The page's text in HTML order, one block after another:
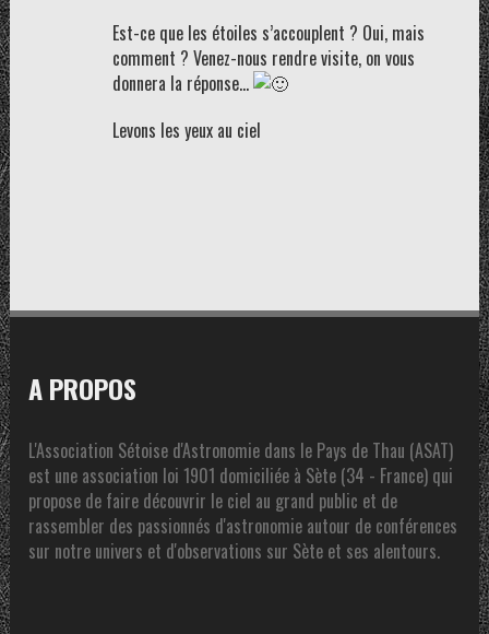
Est-ce que les étoiles s’accouplent ? Oui, mais
comment ? Venez-nous rendre visite, on vous
donnera la réponse…
Levons les yeux au ciel
A PROPOS
L'Association Sétoise d'Astronomie dans le Pays de Thau (ASAT)
est une association loi 1901 domiciliée à Sète (34 - France) qui
propose de faire découvrir le ciel au grand public et de
rassembler des passionnés d'astronomie autour de conférences
sur notre univers et d'observations sur Sète et ses alentours.